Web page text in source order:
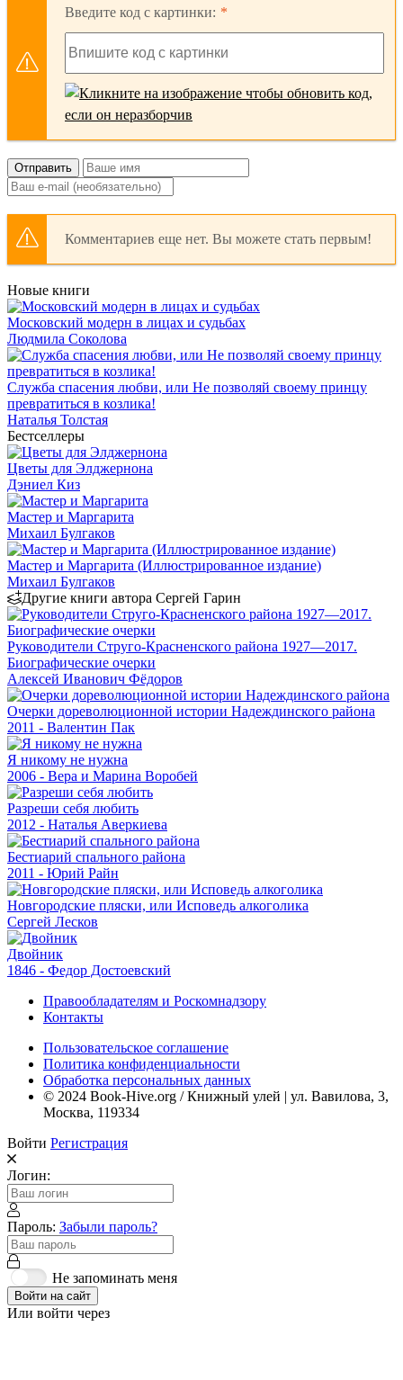
Введите код с картинки:
Отправить
Комментариев еще нет. Вы можете стать первым!
Новые книги
Московский модерн в лицах и судьбах
Людмила Соколова
Служба спасения любви, или Не позволяй своему принцу
превратиться в козлика!
Наталья Толстая
Бестселлеры
Цветы для Элджернона
Дэниел Киз
Мастер и Маргарита
Михаил Булгаков
Мастер и Маргарита (Иллюстрированное издание)
Михаил Булгаков
Другие книги автора Сергей Гарин
Руководители Струго-Красненского района 1927—2017.
Биографические очерки
Алексей Иванович Фёдоров
Очерки дореволюционной истории Надеждинского района
2011 - Валентин Пак
Я никому не нужна
2006 - Вера и Марина Воробей
Разреши себя любить
2012 - Наталья Аверкиева
Бестиарий спального района
2011 - Юрий Райн
Новгородские пляски, или Исповедь алкоголика
Сергей Лесков
Двойник
1846 - Федор Достоевский
Правообладателям и Роскомнадзору
Контакты
Пользовательское соглашение
Политика конфиденциальности
Обработка персональных данных
© 2024 Book-Hive.org / Книжный улей | ул. Вавилова, 3,
Москва, 119334
Войти Регистрация
Логин:
Пароль: Забыли пароль?
Не запоминать меня
Войти на сайт
Или войти через